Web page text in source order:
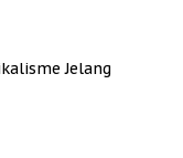
Jelang